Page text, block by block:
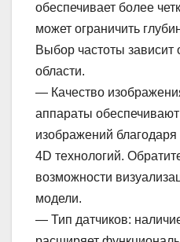
обеспечивает более
может ограничить
Выбор частоты зависит
области.
— Качество
аппараты
изображений
4D технологий.
возможности
модели.
— Тип датчиков: